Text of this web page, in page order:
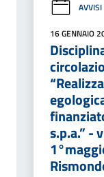
AVVISI
16 GENNAIO
s.p.a.” -